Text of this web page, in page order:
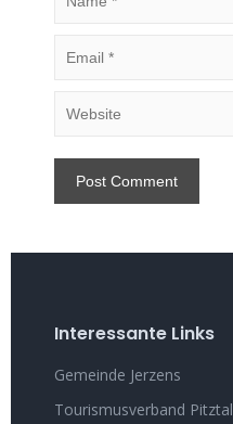
Interessante Links
Gemeinde Jerzens
Tourismusverband Pitztal